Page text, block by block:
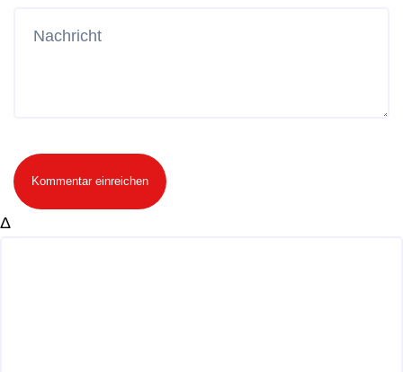
Kommentar einreichen
Δ